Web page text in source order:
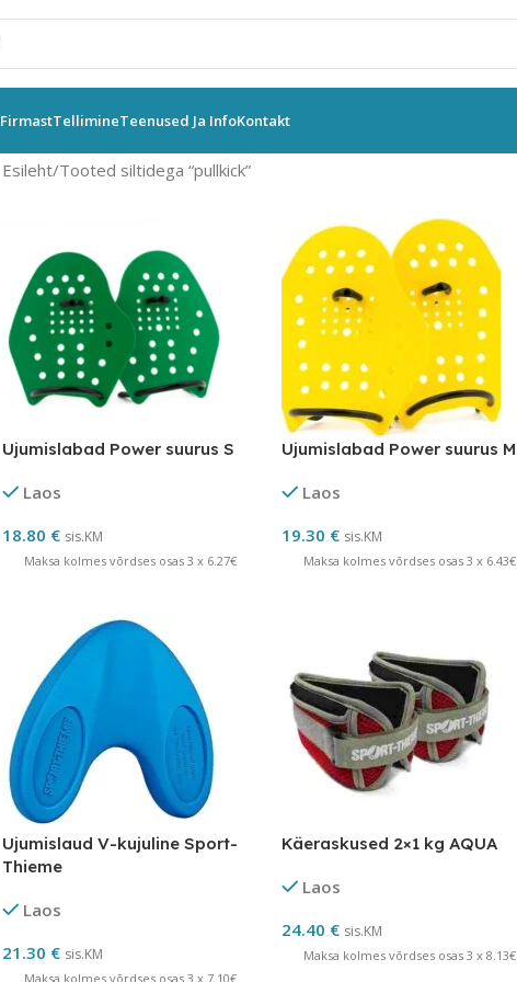
FirmastTellimineTeenused Ja InfoKontakt
Esileht Tooted siltidega “pullkick”
Ujumislabad Power suurus S
Laos
18.80 € sis.KM
Maksa kolmes võrdses osas 3 x 6.27€
Ujumislabad Power suurus M
Laos
19.30 € sis.KM
Maksa kolmes võrdses osas 3 x 6.43€
Ujumislaud V-kujuline Sport-
Thieme
Laos
21.30 € sis.KM
Maksa kolmes võrdses osas 3 x 7.10€
Käeraskused 2×1 kg AQUA
Laos
24.40 € sis.KM
Maksa kolmes võrdses osas 3 x 8.13€